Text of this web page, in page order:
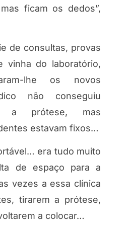
ficam os dedos”,
de consultas, provas
vinha do laboratório,
lhe os novos
não conseguiu
a prótese, mas
estavam fixos…
era tudo muito
de espaço para a
vezes a essa clínica
tirarem a prótese,
a colocar…